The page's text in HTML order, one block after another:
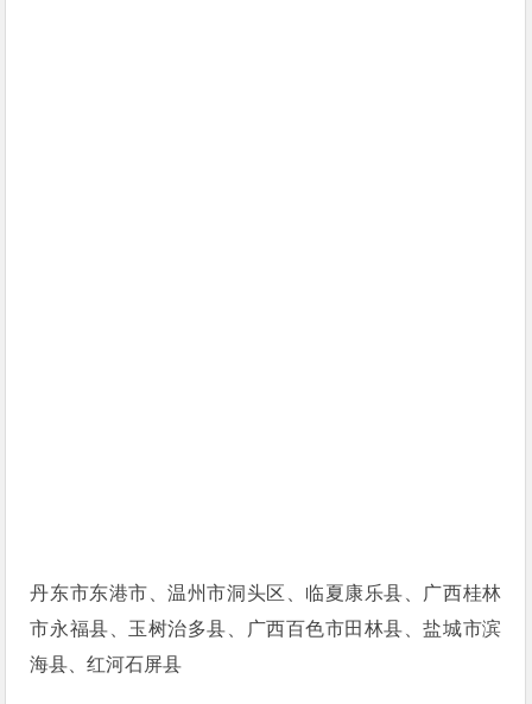
丹东市东港市、温州市洞头区、临夏康乐县、广西桂林
市永福县、玉树治多县、广西百色市田林县、盐城市滨
海县、红河石屏县